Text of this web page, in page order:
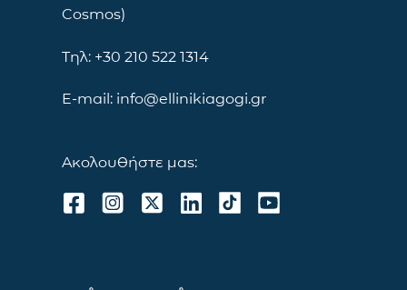
Cosmos)
Τηλ: +30 210 522 1314
E-mail: info@ellinikiagogi.gr
Ακολουθήστε μας: